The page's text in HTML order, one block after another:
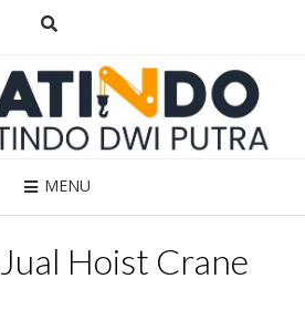
MENU
Jual Hoist Crane